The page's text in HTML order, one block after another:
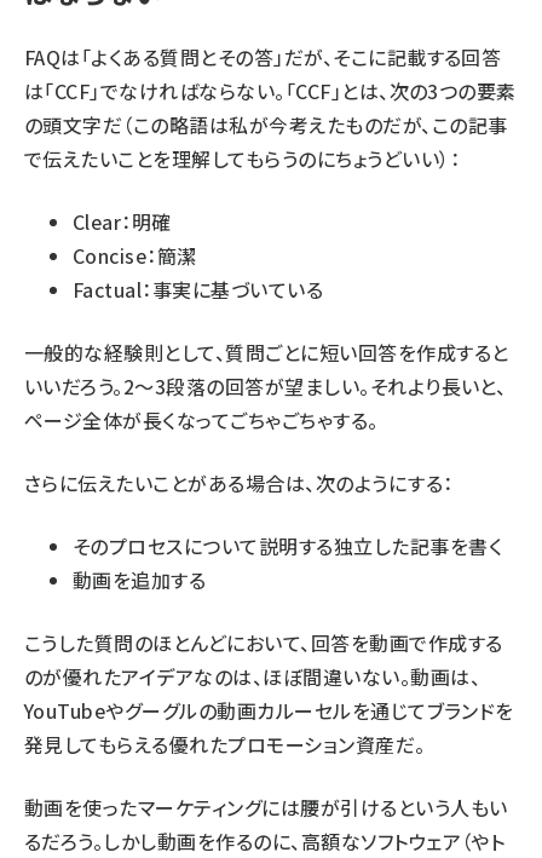
FAQは「よくある質問とその答」だが、そこに記載する回答
は「CCF」でなければならない。「CCF」とは、次の3つの要素
の頭文字だ（この略語は私が今考えたものだが、この記事
で伝えたいことを理解してもらうのにちょうどいい）：
Clear：明確
Concise：簡潔
Factual：事実に基づいている
一般的な経験則として、質問ごとに短い回答を作成すると
いいだろう。2～3段落の回答が望ましい。それより長いと、
ページ全体が長くなってごちゃごちゃする。
さらに伝えたいことがある場合は、次のようにする：
そのプロセスについて説明する独立した記事を書く
動画を追加する
こうした質問のほとんどにおいて、回答を動画で作成する
のが優れたアイデアなのは、ほぼ間違いない。動画は、
YouTubeやグーグルの動画カルーセルを通じてブランドを
発見してもらえる優れたプロモーション資産だ。
動画を使ったマーケティングには腰が引けるという人もい
るだろう。しかし動画を作るのに、高額なソフトウェア（やト